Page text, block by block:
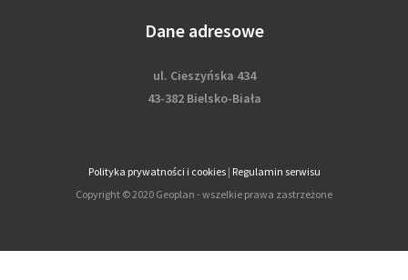
Dane adresowe
ul. Cieszyńska 434
43-382 Bielsko-Biała
Polityka prywatności i cookies| Regulamin serwisu
Copyright © 2020 Geoplan - wszelkie prawa zastrzeżone